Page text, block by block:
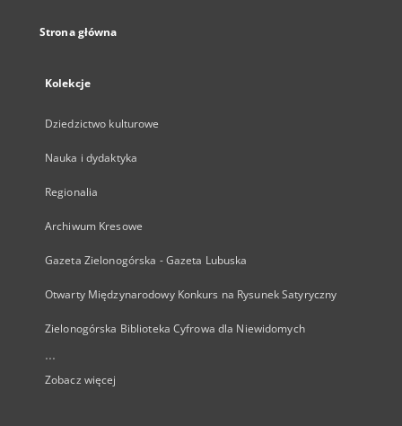
Strona główna
Kolekcje
Dziedzictwo kulturowe
Nauka i dydaktyka
Regionalia
Archiwum Kresowe
Gazeta Zielonogórska - Gazeta Lubuska
Otwarty Międzynarodowy Konkurs na Rysunek Satyryczny
Zielonogórska Biblioteka Cyfrowa dla Niewidomych
...
Zobacz więcej